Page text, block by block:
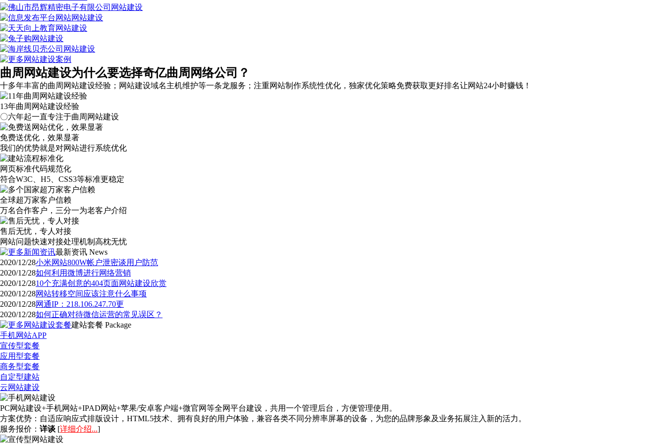
曲周网站建设为什么要选择奇亿曲周网络公司？
十多年丰富的曲周网站建设经验；网站建设域名主机维护等一条龙服务 ；注重网站制作系统性优化， 独家优化策略免费获取更好排名让网站24小时赚钱！
13年曲周网站建设经验
〇六年起一直专注于曲周网站建设
免费送优化，效果显著
我们的优势就是对网站进行系统优化
网页标准代码规范化
符合W3C、H5、CSS3等标准更稳定
全球超万家客户信赖
万名合作客户，三分一为老客户介绍
售后无忧，专人对接
网站问题快速对接处理机制高枕无忧
最新资讯 News
2020/12/28小米网站800W帐户泄密谈用户防范
2020/12/28如何利用微博进行网络营销
2020/12/2810个充满创意的404页面网站建设欣赏
2020/12/28网站转移空间应该注意什么事项
2020/12/28网通IP：218.106.247.70更
2020/12/28如何正确对待微信运营的常见误区？
建站套餐 Package
手机网站APP
宣传型套餐
应用型套餐
商务型套餐
自定型建站
云网站建设
PC网站建设+手机网站+IPAD网站+苹果/安卓客户端+微官网等全网平台建设，共用一个管理后台，方便管理使用。
方案优势： 自适应响应式排版设计，HTML5技术、拥有良好的用户体验，兼容各类不同分辨率屏幕的设备，为您的品牌形象及业务拓展注入新的活力。
服务报价： 详谈 [详细介绍...]